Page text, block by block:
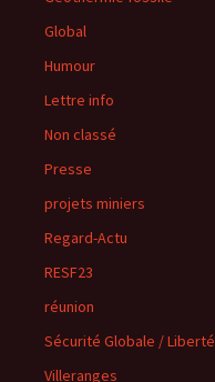
Global
Humour
Lettre info
Non classé
Presse
projets miniers
Regard-Actu
RESF23
réunion
Sécurité Globale / Liberté
Villeranges